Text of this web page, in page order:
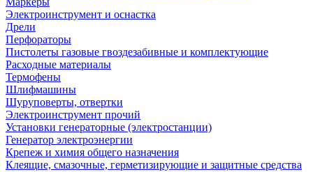
Электроинструмент и оснастка
Дрели
Перфораторы
Пистолеты газовые гвоздезабивные и комплектующие
Расходные материалы
Термофены
Шлифмашины
Шуруповерты, отвертки
Электроинструмент прочий
Установки генераторные (электростанции)
Генератор электроэнергии
Крепеж и химия общего назначения
Клеящие, смазочные, герметизирующие и защитные средства